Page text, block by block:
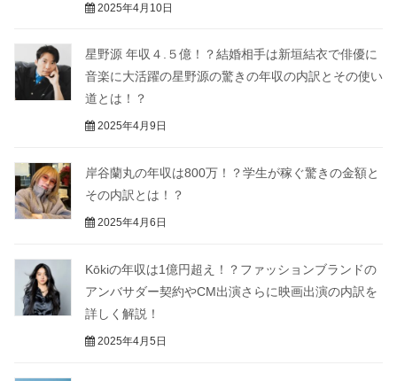
2025年4月10日
星野源 年収４.５億！？結婚相手は新垣結衣で俳優に
音楽に大活躍の星野源の驚きの年収の内訳とその使い
道とは！？
2025年4月9日
岸谷蘭丸の年収は800万！？学生が稼ぐ驚きの金額と
その内訳とは！？
2025年4月6日
Kōkiの年収は1億円超え！？ファッションブランドの
アンバサダー契約やCM出演さらに映画出演の内訳を
詳しく解説！
2025年4月5日